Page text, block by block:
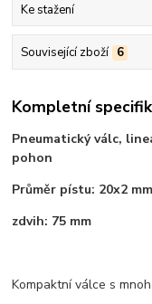
Ke stažení
Související zboží 6
Kompletní
Pneumatický válc,
pohon
Průměr pístu: 20x2 mm
zdvih: 75 mm
Kompaktní válce s